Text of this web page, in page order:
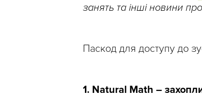
занять та інші новини
Паскод для доступу до
1. Natural Math –